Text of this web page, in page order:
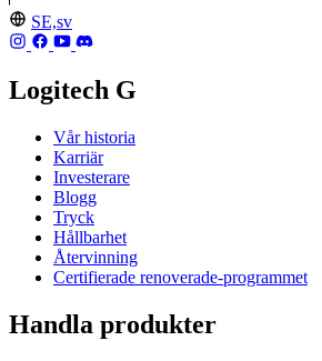
SE,sv
Logitech G
Vår historia
Karriär
Investerare
Blogg
Tryck
Hållbarhet
Återvinning
Certifierade renoverade-programmet
Handla produkter